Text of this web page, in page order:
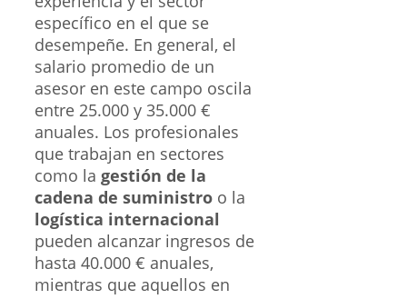
específico en el que se
desempeñe. En general, el
salario promedio de un
asesor en este campo oscila
entre 25.000 y 35.000 €
anuales. Los profesionales
que trabajan en sectores
como la gestión de la
cadena de suministro o la
logística internacional
pueden alcanzar ingresos de
hasta 40.000 € anuales,
mientras que aquellos en